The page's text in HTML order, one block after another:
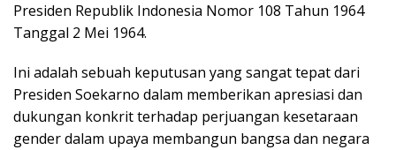
Presiden Republik Indonesia Nomor 108 Tahun 1964
Tanggal 2 Mei 1964.
Ini adalah sebuah keputusan yang sangat tepat dari
Presiden Soekarno dalam memberikan apresiasi dan
dukungan konkrit terhadap perjuangan kesetaraan
gender dalam upaya membangun bangsa dan negara